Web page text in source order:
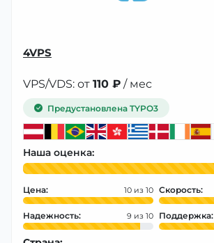
4VPS
VPS/VDS: от 110 ₽ / мес
Предустановлена TYPO3
Наша оценка:
Цена: 10 Скорость:
Надежность: 9 Поддержка: